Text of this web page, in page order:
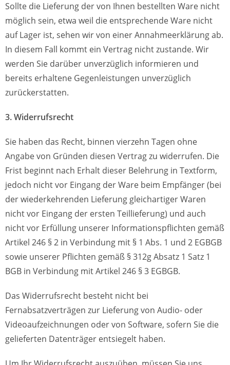
Sollte die Lieferung der von Ihnen bestellten Ware nicht
möglich sein, etwa weil die entsprechende Ware nicht
auf Lager ist, sehen wir von einer Annahmeerklärung ab.
In diesem Fall kommt ein Vertrag nicht zustande. Wir
werden Sie darüber unverzüglich informieren und
bereits erhaltene Gegenleistungen unverzüglich
zurückerstatten.
3. Widerrufsrecht
Sie haben das Recht, binnen vierzehn Tagen ohne
Angabe von Gründen diesen Vertrag zu widerrufen. Die
Frist beginnt nach Erhalt dieser Belehrung in Textform,
jedoch nicht vor Eingang der Ware beim Empfänger (bei
der wiederkehrenden Lieferung gleichartiger Waren
nicht vor Eingang der ersten Teillieferung) und auch
nicht vor Erfüllung unserer Informationspflichten gemäß
Artikel 246 § 2 in Verbindung mit § 1 Abs. 1 und 2 EGBGB
sowie unserer Pflichten gemäß § 312g Absatz 1 Satz 1
BGB in Verbindung mit Artikel 246 § 3 EGBGB.
Das Widerrufsrecht besteht nicht bei
Fernabsatzverträgen zur Lieferung von Audio- oder
Videoaufzeichnungen oder von Software, sofern Sie die
gelieferten Datenträger entsiegelt haben.